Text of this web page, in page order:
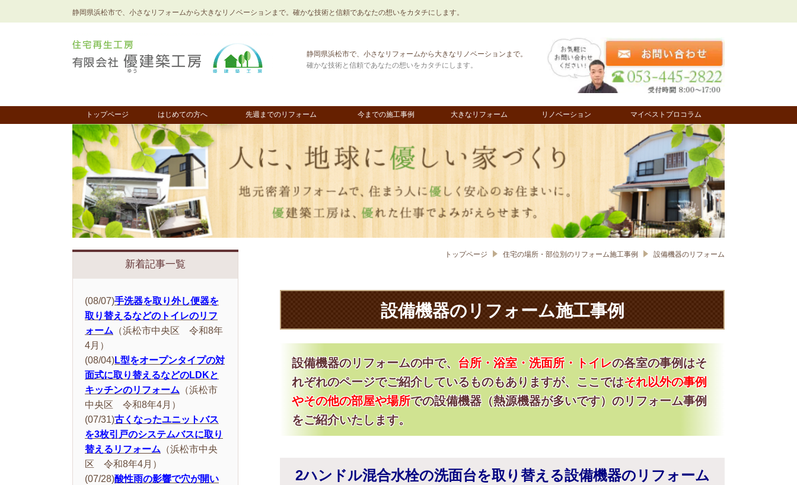
静岡県浜松市で、小さなリフォームから大きなリノベーションまで。確かな技術と信頼であなたの想いをカタチにします。
静岡県浜松市で、小さなリフォームから大きなリノベーションまで。
確かな技術と信頼であなたの想いをカタチにします。
トップページ はじめての方へ 先週までのリフォーム 今までの施工事例 大きなリフォーム リノベーション マイベストプロコラム
トップページ 住宅の場所・部位別の​リフォーム施工事例 設備機器のリフォーム
設備機器のリフォーム施工事例
設備機器のリフォームの中で、 台所・浴室・洗面所・トイレの各室の事例はそ
れぞれのページでご紹介しているものもありますが、ここではそれ以外の事例
やその他の部屋や場所での設備機器（熱源機器が多いです）のリフォーム事例
をご紹介いたします。
2ハンドル混合水栓の洗面台を取り替える設備機器のリフォーム
新着記事一覧
(08/07)手洗器を取り外し便器を
取り替えるなどのトイレのリフ
ォーム （浜松市中央区 令和8年
4月）
(08/04)L型をオープンタイプの対
面式に取り替えるなどのLDKと
キッチンのリフォーム （浜松市
中央区 令和8年4月）
(07/31)古くなったユニットバス
を3枚引戸のシステムバスに取り
替えるリフォーム （浜松市中央
区 令和8年4月）
(07/28)酸性雨の影響で穴が開い